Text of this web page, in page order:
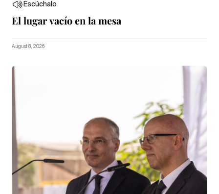
Escúchalo
El lugar vacío en la mesa
August 8, 2026